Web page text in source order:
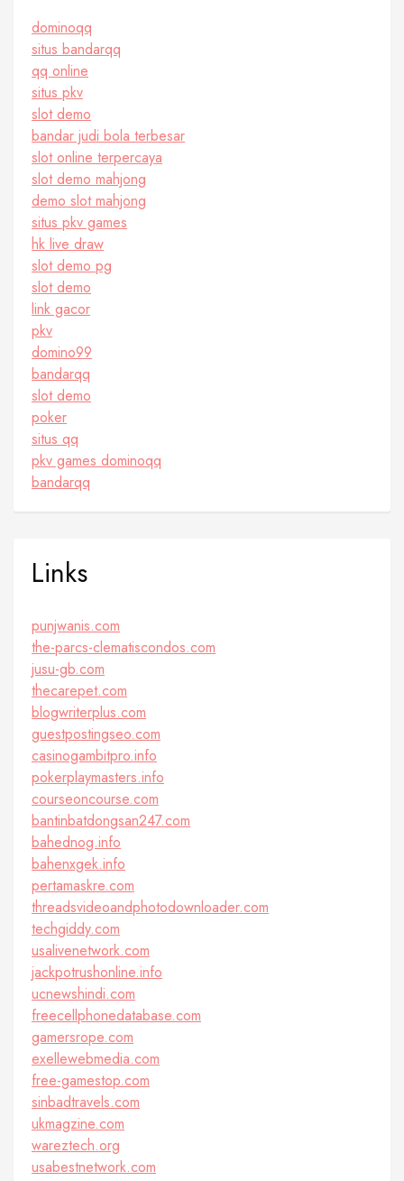
dominoqq
situs bandarqq
qq online
situs pkv
slot demo
bandar judi bola terbesar
slot online terpercaya
slot demo mahjong
demo slot mahjong
situs pkv games
hk live draw
slot demo pg
slot demo
link gacor
pkv
domino99
bandarqq
slot demo
poker
situs qq
pkv games dominoqq
bandarqq
Links
punjwanis.com
the-parcs-clematiscondos.com
jusu-gb.com
thecarepet.com
blogwriterplus.com
guestpostingseo.com
casinogambitpro.info
pokerplaymasters.info
courseoncourse.com
bantinbatdongsan247.com
bahednog.info
bahenxgek.info
pertamaskre.com
threadsvideoandphotodownloader.com
techgiddy.com
usalivenetwork.com
jackpotrushonline.info
ucnewshindi.com
freecellphonedatabase.com
gamersrope.com
exellewebmedia.com
free-gamestop.com
sinbadtravels.com
ukmagzine.com
wareztech.org
usabestnetwork.com